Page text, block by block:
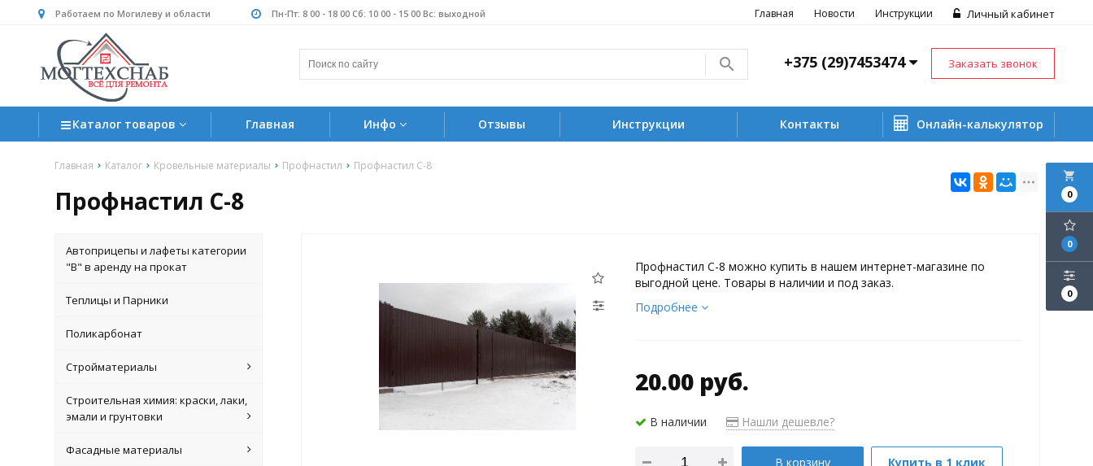
Работаем по Могилеву и области Пн-Пт: 8 00 - 18 00 Сб: 10 00 - 15 00 Вс: выходной Личный кабинет
Главная Новости Инструкции
+375 (29)7453474 Заказать звонок
Каталог товаров Главная Инфо Отзывы Инструкции Контакты Онлайн-калькулятор
Главная Каталог Кровельные материалы Профнастил Профнастил С-8
Профнастил С-8
local_grocery_store
0
0
0
Автоприцепы и лафеты категории
"B" в аренду на прокат
Теплицы и Парники
Поликарбонат
Стройматериалы
Строительная химия: краски, лаки,
эмали и грунтовки
Фасадные материалы
Профнастил С-8 можно купить в нашем интернет-магазине по
выгодной цене. Товары в наличии и под заказ.
Подробнее
20.00 руб.
В наличии Нашли дешевле?
В корзину Купить в 1 клик